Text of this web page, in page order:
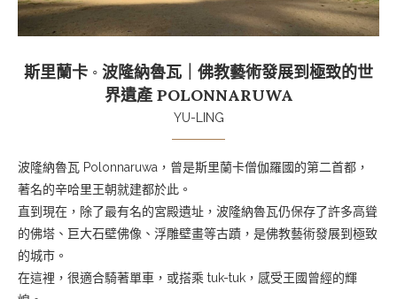
斯里蘭卡 ◦ 波隆納魯瓦｜佛教藝術發展到極致的世
界遺產 POLONNARUWA
YU-LING
波隆納魯瓦 Polonnaruwa，曾是斯里蘭卡僧伽羅國的第二首都，
著名的辛哈里王朝就建都於此。
直到現在，除了最有名的宮殿遺址，波隆納魯瓦仍保存了許多高聳
的佛塔、巨大石壁佛像、浮雕壁畫等古蹟，是佛教藝術發展到極致
的城市。
在這裡，很適合騎著單車，或搭乘 tuk-tuk，感受王國曾經的輝